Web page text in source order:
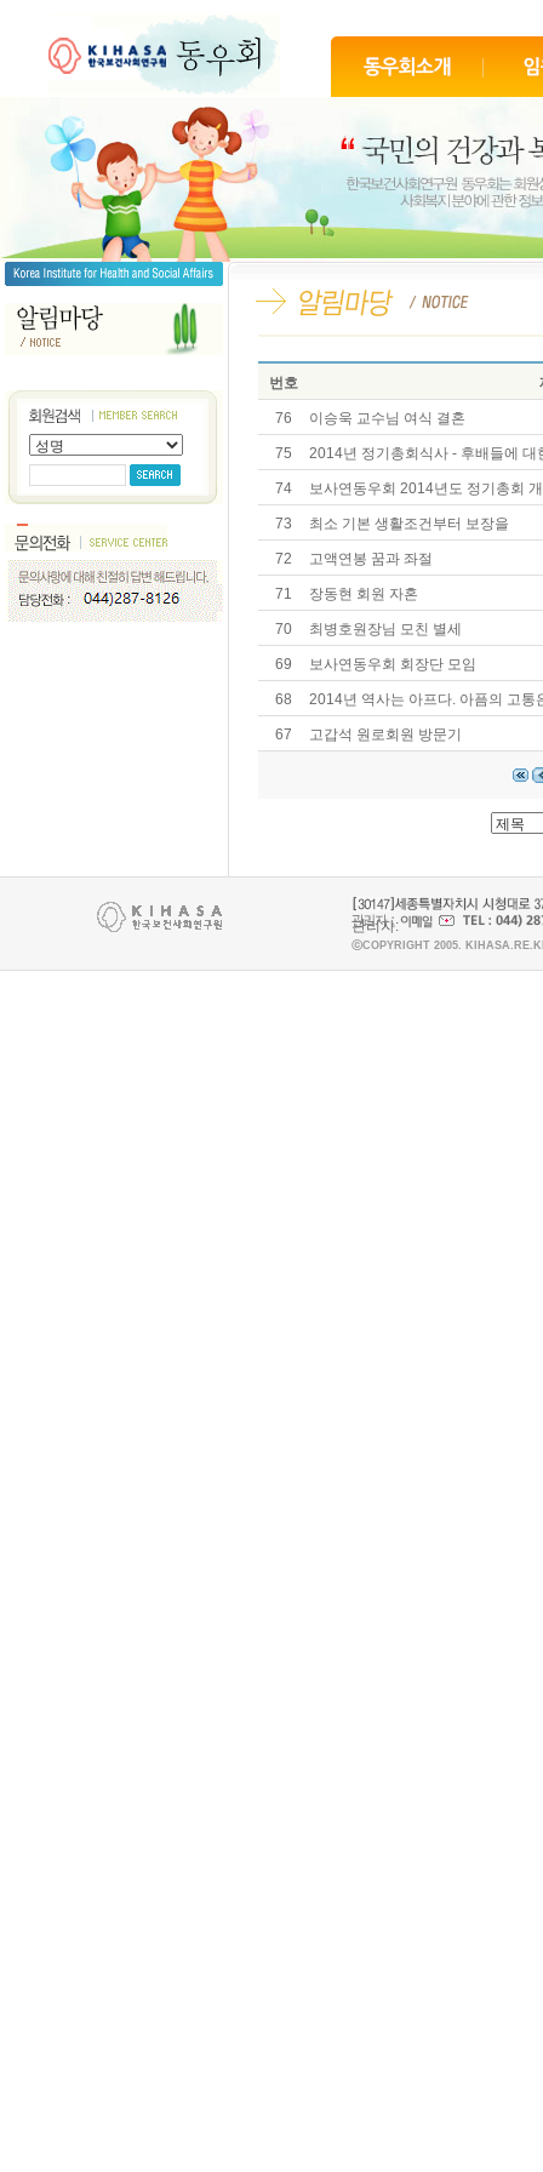
번호
76 이승욱 교수님 여식 결혼
75 2014년 정기총회식사 - 후배들에 대
74 보사연동우회 2014년도 정기총회
73 최소 기본 생활조건부터 보장을
72 고액연봉 꿈과 좌절
71 장동현 회원 자혼
70 최병호원장님 모친 별세
69 보사연동우회 회장단 모임
68 2014년 역사는 아프다. 아픔의 고통
67 고갑석 원로회원 방문기
관리자:
ⓒCOPYRIGHT 2005.